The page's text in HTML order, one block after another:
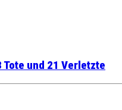
Tote und 21 Verletzte